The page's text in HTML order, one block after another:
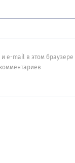
и e-mail в этом